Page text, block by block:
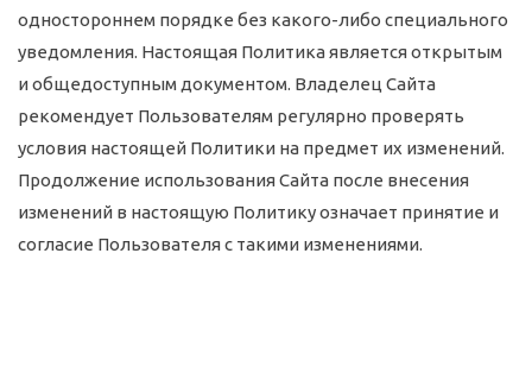
одностороннем порядке без какого-либо специального
уведомления. Настоящая Политика является открытым
и общедоступным документом. Владелец Сайта
рекомендует Пользователям регулярно проверять
условия настоящей Политики на предмет их изменений.
Продолжение использования Сайта после внесения
изменений в настоящую Политику означает принятие и
согласие Пользователя с такими изменениями.